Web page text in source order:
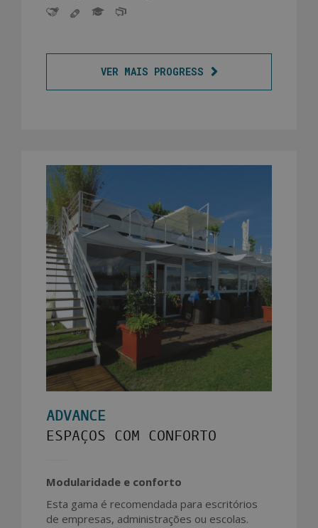
VER MAIS PROGRESS
ADVANCE
ESPAÇOS COM CONFORTO
Modularidade e conforto
Esta gama é recomendada para escritórios
de empresas, administrações ou escolas.